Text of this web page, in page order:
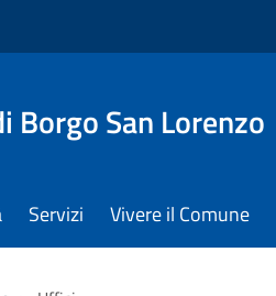
Borgo San Lorenzo
Servizi Vivere il Comune